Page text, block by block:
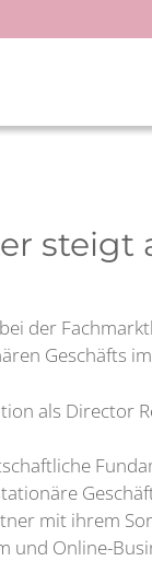
steigt
der
Geschäfts
als Director
mit ihrem
Online-